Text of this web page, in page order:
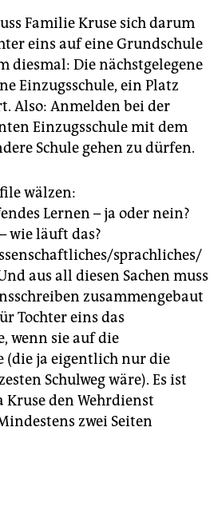
Familie Kruse sich darum
eins auf eine Grundschule
diesmal: Die nächstgelegene
Einzugsschule, ein Platz
Also: Anmelden bei der
Einzugsschule mit dem
Schule gehen zu dürfen.
wälzen:
Lernen – ja oder nein?
wie läuft das?
sprachliches/
aus all diesen Sachen muss
zusammengebaut
Tochter eins das
wenn sie auf die
(die ja eigentlich nur die
Schulweg wäre). Es ist
Kruse den Wehrdienst
zwei Seiten